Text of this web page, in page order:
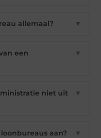
allemaal? ▼
een
▼
niet uit
▼
aan? ▼